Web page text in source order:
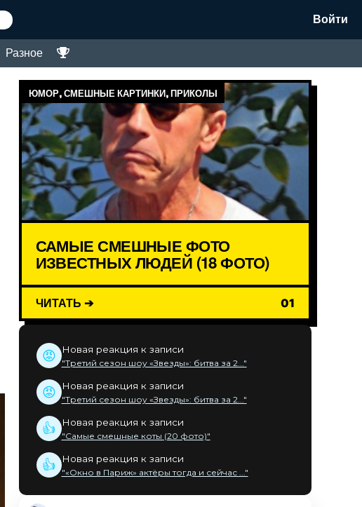
Войти
Разное
ЮМОР, СМЕШНЫЕ КАРТИНКИ, ПРИКОЛЫ
САМЫЕ СМЕШНЫЕ ФОТО
ИЗВЕСТНЫХ ЛЮДЕЙ (18 ФОТО)
ЧИТАТЬ ➔ 01
😡 Новая реакция к записи
"Третий сезон шоу «Звезды»: битва за 2..."
😡 Новая реакция к записи
"Третий сезон шоу «Звезды»: битва за 2..."
👍 Новая реакция к записи
"Самые смешные коты (20 фото)"
👍 Новая реакция к записи
"«Окно в Париж» актёры тогда и сейчас ..."